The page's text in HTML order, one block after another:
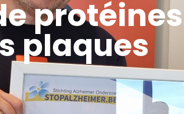
plaques